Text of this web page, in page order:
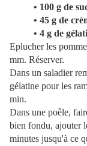
• 100 g de
• 45 g de
• 4 g de
Eplucher les
mm. Réserver.
Dans un saladier
gélatine pour les
min.
Dans une poêle,
bien fondu, ajouter
minutes jusqu'à ce